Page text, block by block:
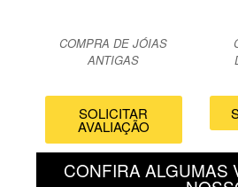
COMPRA DE JÓIAS
ANTIGAS
SOLICITAR
AVALIAÇÃO
CONFIRA ALGUMAS